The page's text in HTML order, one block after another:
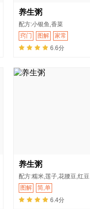
养生粥
配方:小银鱼,香菜
窍门
图解
家常
6.6分
养生粥
配方:糯米,莲子,花腰豆,红豆
图解
简,单
6.4分